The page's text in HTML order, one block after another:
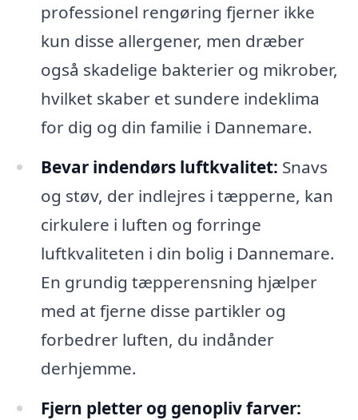
professionel rengøring fjerner ikke
kun disse allergener, men dræber
også skadelige bakterier og mikrober,
hvilket skaber et sundere indeklima
for dig og din familie i Dannemare.
Bevar indendørs luftkvalitet: Snavs
og støv, der indlejres i tæpperne, kan
cirkulere i luften og forringe
luftkvaliteten i din bolig i Dannemare.
En grundig tæpperensning hjælper
med at fjerne disse partikler og
forbedrer luften, du indånder
derhjemme.
Fjern pletter og genopliv farver: